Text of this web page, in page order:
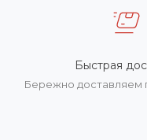
Быстрая
Бережно доставляем